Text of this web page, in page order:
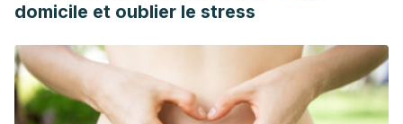
domicile et oublier le stress